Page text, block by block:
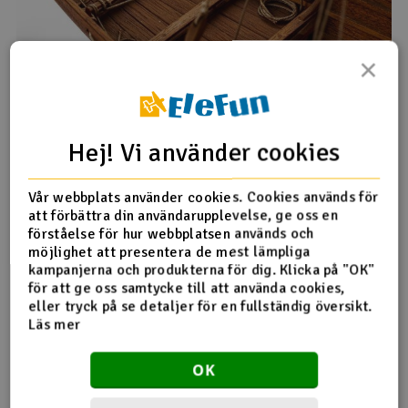
Lengde
57 cm
Bredde
14 cm
Høyde
39 cm
Product details in english
This Viking ship, dating from about 1000 A.D. was found in
1957 in the bay at Roskilde in Denmark. The wreck was
possible to carry out a reconstruction of the vessel. Today
the ship is on display at the Viking Ship Museum in Roskilde.
Mer info på engelska
Produktrecensioner
×
Hej! Vi använder cookies
Vår webbplats använder cookies. Cookies används för
att förbättra din användarupplevelse, ge oss en
förståelse för hur webbplatsen används och
möjlighet att presentera de mest lämpliga
kampanjerna och produkterna för dig. Klicka på "OK"
för att ge oss samtycke till att använda cookies,
eller tryck på se detaljer för en fullständig översikt.
Läs mer
OK